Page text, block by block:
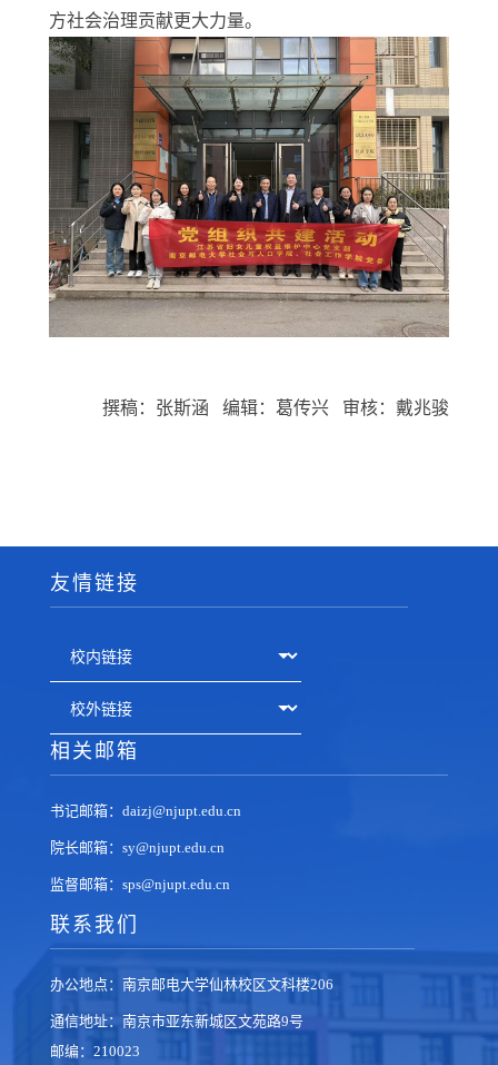
方社会治理贡献更大力量。
撰稿：张斯涵 编辑：葛传兴 审核：戴兆骏
友情链接
相关邮箱
书记邮箱：daizj@njupt.edu.cn
院长邮箱：sy@njupt.edu.cn
监督邮箱：sps@njupt.edu.cn
联系我们
办公地点：南京邮电大学仙林校区文科楼206
通信地址：南京市亚东新城区文苑路9号
邮编：210023